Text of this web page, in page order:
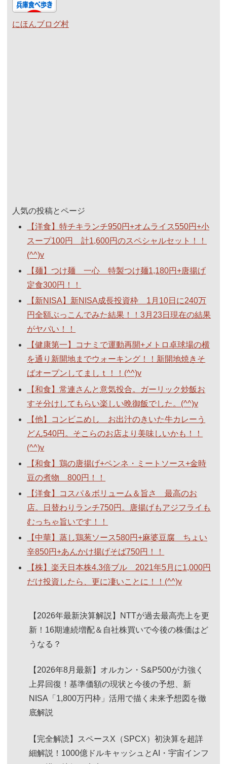
にほんブログ村
人気の投稿とページ
【洋食】特チキランチ950円+オムライス550円+小
スープ100円 計1,600円のスペシャルセット！！
(^^)v
【麺】つけ麺 一心 特製つけ麺1,180円+唐揚げ
定食300円！！
【新NISA】新NISA成長投資枠 1月10日に240万
円全額ぶっこんでみた結果！！3月23日現在の結果
がヤバい！！
【健康第一】コナミで運動再開+メトロ卓球場の横
を通り新開地までウォーキング！！新開地焼きそ
ばオープンしてましｔ！！(^^)v
【和食】常連さんと意気投合。ガーリック炒飯お
すそ分けしてもらい楽しい晩御飯でした。(^^)v
【他】コンビニめし お出汁のきいた牛カレーう
どん540円。そこらのお店より美味しいかも！！
(^^)v
【和食】鶏の唐揚げ+ペンネ・ミートソース+金時
豆の煮物 800円！！
【洋食】コスパ＆ボリューム＆旨さ 最高のお
店。日替わりランチ750円。唐揚げもアジフライも
むっちゃ旨いです！！
【中華】蒸し鶏葱ソース580円+麻婆豆腐 ちょい
辛850円+あんかけ揚げそば750円！！
【株】楽天日本株4.3倍ブル 2021年5月に1,000円
だけ投資したら、更に凄いことに！！(^^)v
【2026年最新決算解説】NTTが過去最高売上を更
新！16期連続増配＆自社株買いで今後の株価はど
うなる？
【2026年8月最新】オルカン・S&P500が力強く
上昇回復！基準価額の現状と今後の予想、新
NISA「1,800万円枠」活用で描く未来予想図を徹
底解説
【完全解読】スペースX（SPCX）初決算を超詳
細解説！1000億ドルキャッシュとAI・宇宙インフ